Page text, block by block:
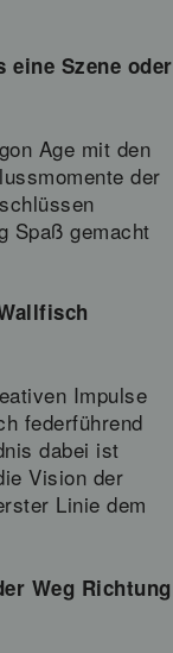
Szene oder
Age mit den
der
Spaß gemacht
Impulse
federführend
dabei ist
Vision der
Linie dem
Weg Richtung